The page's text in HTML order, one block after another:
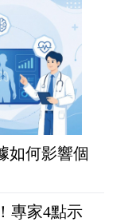
如何影響個
專家4點示